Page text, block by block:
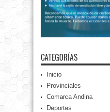
CATEGORÍAS
Inicio
Provinciales
Comarca Andina
Deportes